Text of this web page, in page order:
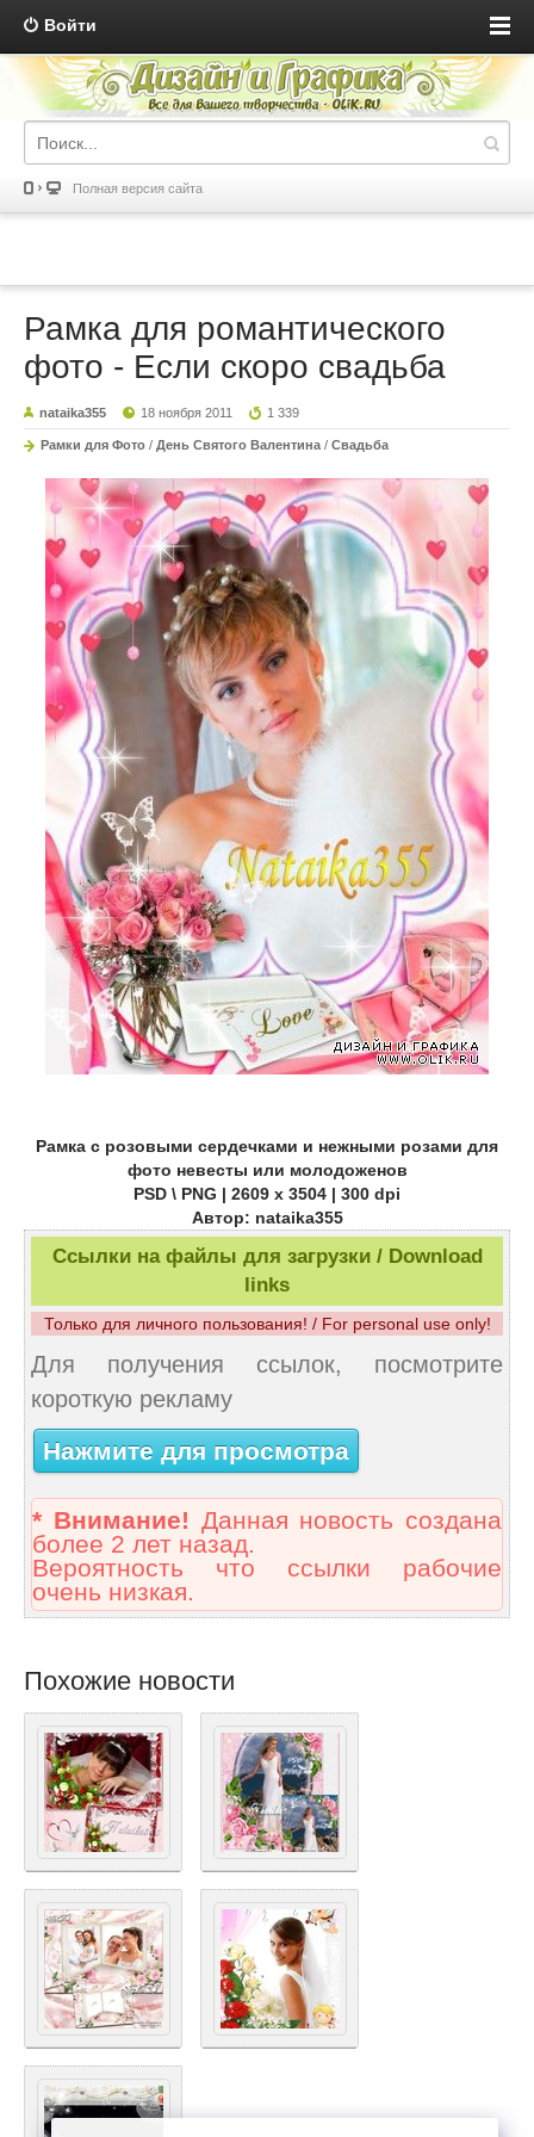
Войти
Полная версия сайта
Рамка для романтического
фото - Если скоро свадьба
nataika355 18 ноября 2011 1 339
Рамки для Фото / День Святого Валентина / Свадьба
Рамка с розовыми сердечками и нежными розами для
фото невесты или молодоженов
PSD \ PNG | 2609 х 3504 | 300 dpi
Автор: nataika355
Ссылки на файлы для загрузки / Download
links
Только для личного пользования! / For personal use only!
Для получения ссылок, посмотрите
короткую рекламу
Нажмите для просмотра
* Внимание! Данная новость создана
более 2 лет назад.
Вероятность что ссылки рабочие
очень низкая.
Похожие новости